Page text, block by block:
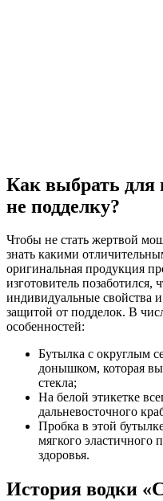
Как выбрать для
не подделку?
Чтобы не стать жертвой
знать какими
оригинальная продукция
изготовитель позаботился,
индивидуальные свойства
защитой от подделок. В
особенностей:
Бутылка с округлым
донышком, которая
стекла;
На белой этикетке
дальневосточного
Пробка в этой
мягкого эластичного
здоровья.
История водки